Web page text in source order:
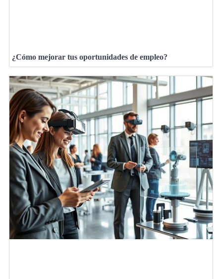
¿Cómo mejorar tus oportunidades de empleo?